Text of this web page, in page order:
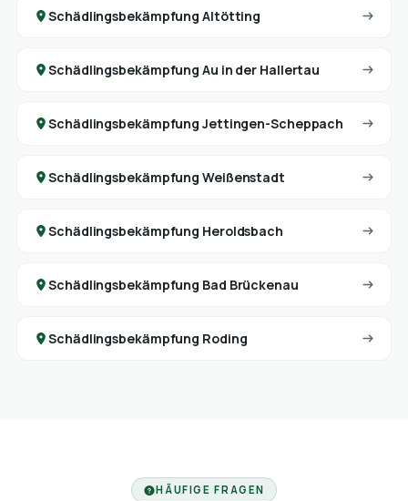
Schädlingsbekämpfung Altötting
Schädlingsbekämpfung Au in der Hallertau
Schädlingsbekämpfung Jettingen-Scheppach
Schädlingsbekämpfung Weißenstadt
Schädlingsbekämpfung Heroldsbach
Schädlingsbekämpfung Bad Brückenau
Schädlingsbekämpfung Roding
HÄUFIGE FRAGEN